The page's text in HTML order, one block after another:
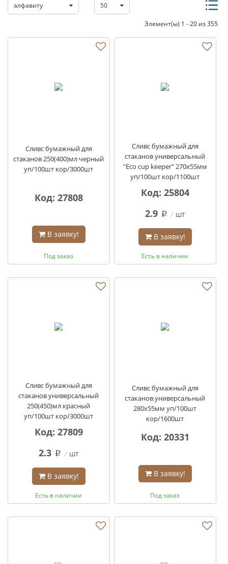
алфавиту
50
Элемент(ы) 1 - 20 из 355
Сливс бумажный для
стаканов 250(400)мл черный
уп/100шт кор/3000шт
Код: 27808
В заявку!
Под заказ
Сливс бумажный для
стаканов универсальный
"Eco cup keeper" 270х55мм
уп/100шт кор/1100шт
Код: 25804
2.9 q шт
В заявку!
Есть в наличии
Сливс бумажный для
стаканов универсальный
250(450)мл красный
уп/100шт кор/3000шт
Код: 27809
2.3 q шт
В заявку!
Есть в наличии
Сливс бумажный для
стаканов универсальный
280х55мм уп/100шт
кор/1600шт
Код: 20331
В заявку!
Под заказ